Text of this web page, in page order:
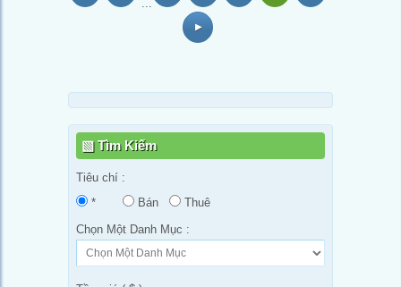
...
Tìm Kiếm
Tiêu chí :
*
Bán
Thuê
Chọn Một Danh Mục :